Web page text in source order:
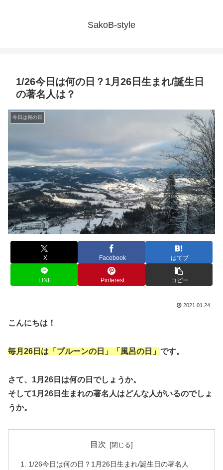
SakoB-style
1/26今日は何の日？1月26日生まれ/誕生日
の著名人は？
今日は何の日
X Facebook はてブ
LINE Pinterest コピー
2021.01.24
こんにちは！
毎月26日は「プルーンの日」「風呂の日」 です。
さて、1月26日は何の日でしょうか。
そして1月26日生まれの著名人はどんな人がいるのでしょ
うか。
目次
1/26今日は何の日？1月26日生まれ/誕生日の著名人